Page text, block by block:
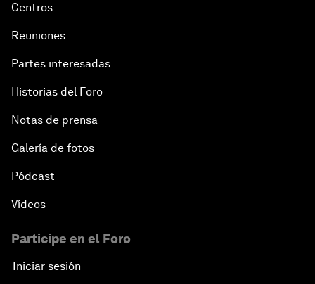
Centros
Reuniones
Partes interesadas
Historias del Foro
Notas de prensa
Galería de fotos
Pódcast
Vídeos
Participe en el Foro
Iniciar sesión